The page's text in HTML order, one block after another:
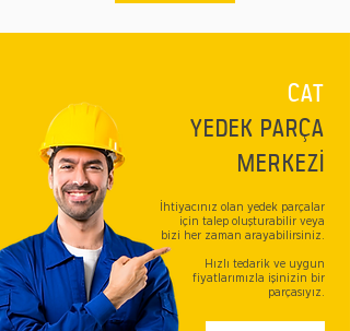
CAT
YEDEK PARÇA
MERKEZİ
İhtiyacınız olan yedek parçalar
için talep oluşturabilir veya
bizi her zaman arayabilirsiniz.
Hızlı tedarik ve uygun
fiyatlarımızla işinizin bir
parçasıyız.